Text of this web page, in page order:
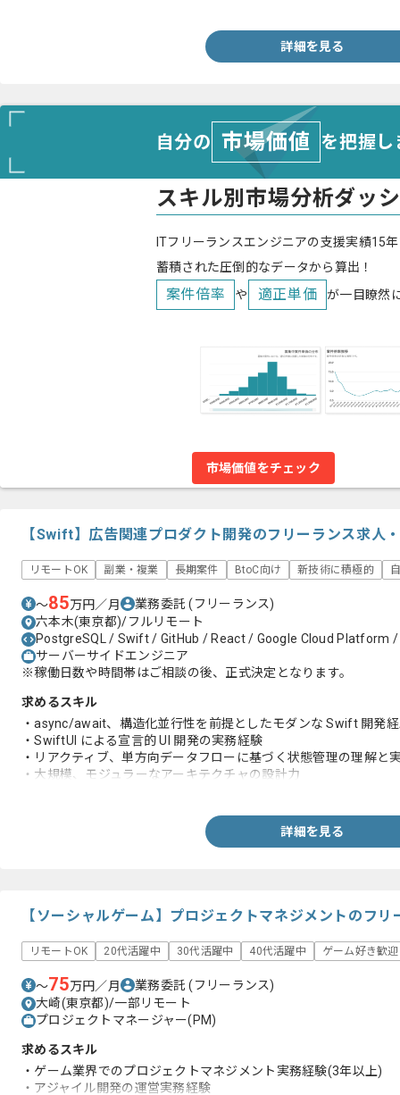
詳細を見る
自分の 市場価値 を把握
スキル別市場分析ダッ
ITフリーランスエンジニアの支援実績15
蓄積された圧倒的なデータから算出！
案件倍率 や 適正単価 が一目瞭然
市場価値をチェック
【Swift】広告関連プロダクト開発のフリーランス求人
リモートOK 副業・複業 長期案件 BtoC向け 新技術に積極的
〜85万円／月 業務委託(フリーランス)
六本木(東京都)/フルリモート
PostgreSQL / Swift / GitHub / React / Google Cloud Platform /
サーバーサイドエンジニア
※稼働日数や時間帯はご相談の後、正式決定となります。
求めるスキル
・async/await、構造化並行性を前提としたモダンな Swift 開発
・SwiftUI による宣言的 UI 開発の実務経験
・リアクティブ、単方向データフローに基づく状態管理の理解と
・大規模、モジュラーなアーキテクチャの設計力
・ユニットテスト、スナップショットやアクセシビリティテスト
詳細を見る
【ソーシャルゲーム】プロジェクトマネジメントのフ
リモートOK 20代活躍中 30代活躍中 40代活躍中 ゲーム好き歓迎
〜75万円／月 業務委託(フリーランス)
大崎(東京都)/一部リモート
プロジェクトマネージャー(PM)
求めるスキル
・ゲーム業界でのプロジェクトマネジメント実務経験(3年以上)
・アジャイル開発の運営実務経験